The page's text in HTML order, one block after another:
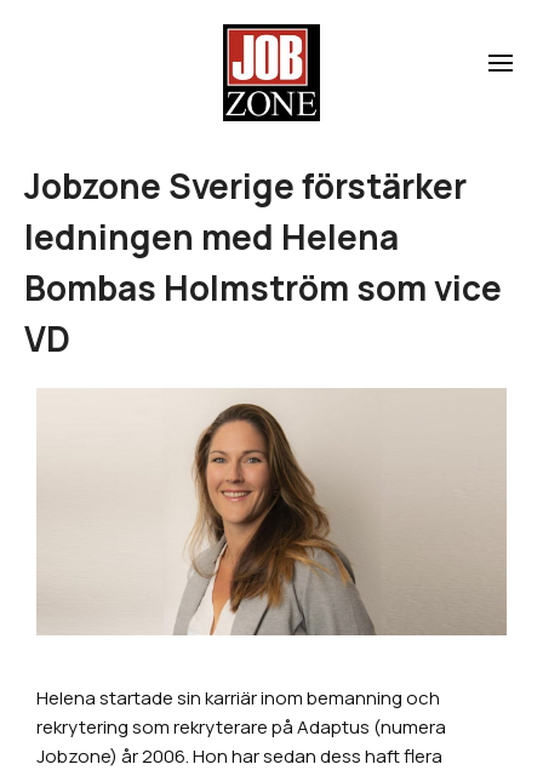
Jobzone Sverige förstärker
ledningen med Helena
Bombas Holmström som vice
VD
Helena startade sin karriär inom bemanning och
rekrytering som rekryterare på Adaptus (numera
Jobzone) år 2006. Hon har sedan dess haft flera